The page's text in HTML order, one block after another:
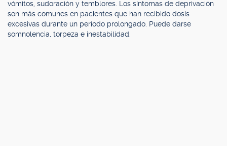
vómitos, sudoración y temblores. Los síntomas de deprivación
son más comunes en pacientes que han recibido dosis
excesivas durante un período prolongado. Puede darse
somnolencia, torpeza e inestabilidad.